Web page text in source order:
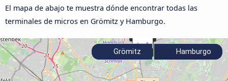
El mapa de abajo te muestra dónde encontrar todas las
terminales de micros en Grömitz y Hamburgo.
Grömitz Hamburgo